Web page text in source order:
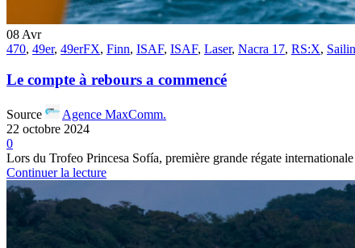
08 Avr
470, 49er, 49erFX, Finn, ISAF, ISAF, Laser, Nacra 17, RS:X,
Le compte à rebours a commencé
Source
Agence MaxComm.
22 octobre 2024
0
Lors du Trofeo Princesa Sofía, première grande régate
Continuer la lecture